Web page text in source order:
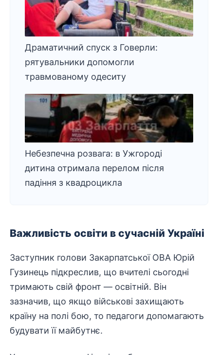
Драматичний спуск з Говерли:
рятувальники допомогли
травмованому одеситу
Небезпечна розвага: в Ужгороді
дитина отримала перелом після
падіння з квадроцикла
Важливість освіти в сучасній Україні
Заступник голови Закарпатської ОВА Юрій
Гузинець підкреслив, що вчителі сьогодні
тримають свій фронт — освітній. Він
зазначив, що якщо військові захищають
країну на полі бою, то педагоги допомагають
будувати її майбутнє.